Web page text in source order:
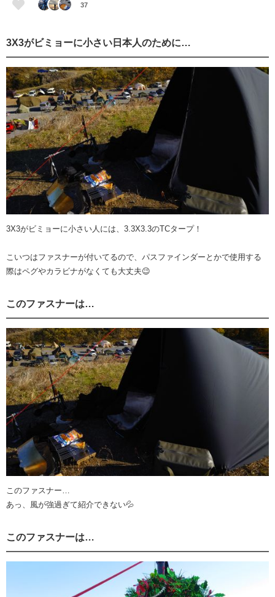
37
3X3がビミョーに小さい日本人のために…
3X3がビミョーに小さい人には、3.3X3.3のTCタープ！
こいつはファスナーが付いてるので、パスファインダーとかで使用する
際はペグやカラビナがなくても大丈夫😉
このファスナーは…
このファスナー…
あっ、風が強過ぎて紹介できない💦
このファスナーは…